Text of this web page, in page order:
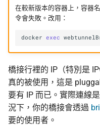
在較新版本的容器上，容器
令會失敗。改用：
docker exec
橋接行裡的 IP（特別是
真的被使用，這是
要有 IP 而已。實際連線
況下，你的橋接會透過
要的使用者。